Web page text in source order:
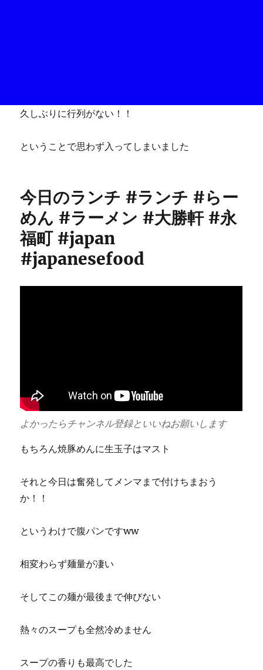
久しぶりに行列がない！！
ということで思わず入ってしまいました
今日のランチ #ランチ #らー
めん #ラーメン #大勝軒 #永
福町 #japan
#japanesefood
よかったらチャンネル登録といいねお願いします
もちろん焼豚めんに生玉子はマスト
それと今日は奮発してメンマまで付けちまおう
か！！
というわけで腹パンですww
相変わらず麺量が凄い
そしてこの麺が最後まで伸びない
熱々のスープも全然冷めません
スープの香りも最高でした